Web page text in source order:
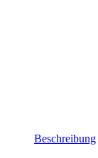
Beschreibung